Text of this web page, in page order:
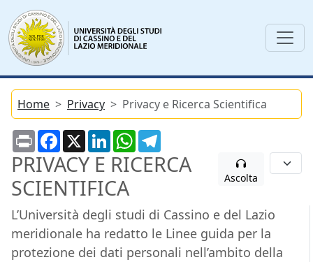
Home Privacy Privacy e Ricerca Scientifica
PrintFacebook
X LinkedInWhatsApp
PRIVACY E RICERCA
SCIENTIFICA
Ascolta
L’Università degli studi di Cassino e del Lazio
meridionale ha redatto le Linee guida per la
protezione dei dati personali nell’ambito della